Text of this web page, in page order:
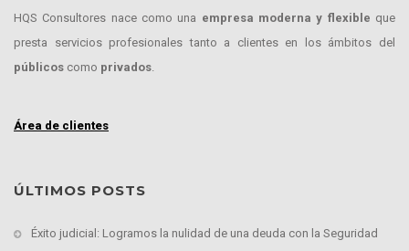
HQS Consultores nace como una empresa moderna y flexible que
presta servicios profesionales tanto a clientes en los ámbitos del
públicos como privados.
Área de clientes
ÚLTIMOS POSTS
Éxito judicial: Logramos la nulidad de una deuda con la Seguridad